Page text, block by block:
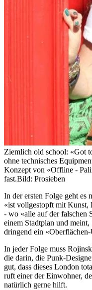
Ziemlich old school: «Got
ohne technisches
Konzept von «Offline -
fast.Bild: Prosieben
In der ersten Folge geht
«ist vollgestopft mit Kunst,
- wo «alle auf der falschen
einem Stadtplan und
dringend ein «Oberflächen-
In jeder Folge muss
die darin, die Punk-
gut, dass dieses London
ruft einer der Einwohner,
natürlich gerne hilft.